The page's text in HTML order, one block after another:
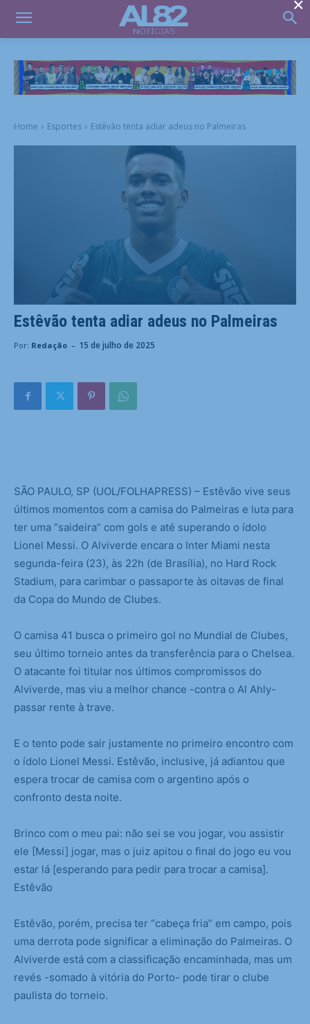
Home Esportes Estêvão tenta adiar adeus no Palmeiras
Estêvão tenta adiar adeus no Palmeiras
Por: Redação - 15 de julho de 2025
SÃO PAULO, SP (UOL/FOLHAPRESS) – Estêvão vive seus
últimos momentos com a camisa do Palmeiras e luta para
ter uma “saideira” com gols e até superando o ídolo
Lionel Messi. O Alviverde encara o Inter Miami nesta
segunda-feira (23), às 22h (de Brasília), no Hard Rock
Stadium, para carimbar o passaporte às oitavas de final
da Copa do Mundo de Clubes.
O camisa 41 busca o primeiro gol no Mundial de Clubes,
seu último torneio antes da transferência para o Chelsea.
O atacante foi titular nos últimos compromissos do
Alviverde, mas viu a melhor chance -contra o Al Ahly-
passar rente à trave.
E o tento pode sair justamente no primeiro encontro com
o ídolo Lionel Messi. Estêvão, inclusive, já adiantou que
espera trocar de camisa com o argentino após o
confronto desta noite.
Brinco com o meu pai: não sei se vou jogar, vou assistir
ele [Messi] jogar, mas o juiz apitou o final do jogo eu vou
estar lá [esperando para pedir para trocar a camisa].
Estêvão
Estêvão, porém, precisa ter “cabeça fria” em campo, pois
uma derrota pode significar a eliminação do Palmeiras. O
Alviverde está com a classificação encaminhada, mas um
revés -somado à vitória do Porto- pode tirar o clube
paulista do torneio.